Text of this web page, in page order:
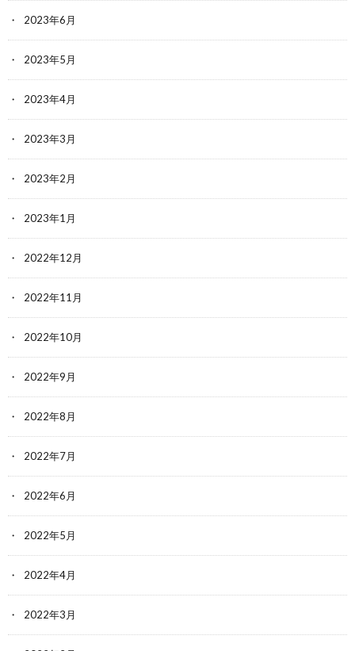
2023年6月
2023年5月
2023年4月
2023年3月
2023年2月
2023年1月
2022年12月
2022年11月
2022年10月
2022年9月
2022年8月
2022年7月
2022年6月
2022年5月
2022年4月
2022年3月